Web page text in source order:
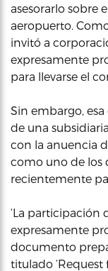
asesorarlo sobre
aeropuerto.
invitó a
expresamente
para llevarse el
Sin embargo,
de una
con la anuencia
como uno de los
recientemente
‘La participación
expresamente
documento
titulado ‘Request